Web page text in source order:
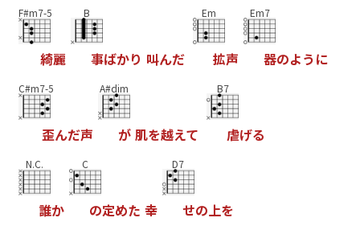
F#m7-5
綺麗
B
事ばかり 叫んだ
Em
拡声
Em7
器のよう に
C#m7-5
歪んだ声
A#dim
が 肌を越えて
B7
虐げる
N.C.
誰か
C
の定めた 幸
D7
せの上を